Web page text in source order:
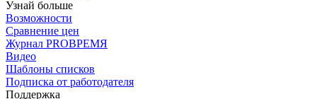
Узнай больше
Возможности
Сравнение цен
Журнал PROВРЕМЯ
Видео
Шаблоны списков
Подписка от работодателя
Поддержка